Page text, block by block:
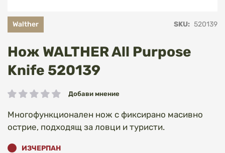
Walther SKU 520139
Нож WALTHER All Purpose
Knife 520139
рейтинг: Добави мнение
Многофункционален нож с фиксирано масивно
острие, подходящ за ловци и туристи.
ИЗЧЕРПАН
Преминете
към
на
галерия
със
снимки